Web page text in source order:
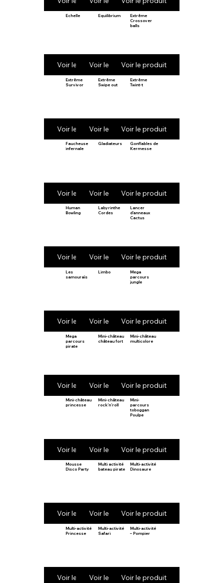
Echelle
Voir le produit
Equilibrium
Voir le produit
Extrême
Crossover
balls
Voir le produit
Extrême
Survivor
Voir le produit
Extrême
Swipe out
Voir le produit
Extrême
Twint-t
Voir le produit
Faucheuse
infernale
Voir le produit
Gladiateurs
Voir le produit
Gonflables de
Kermesse
Voir le produit
Human
Bowling
Voir le produit
Labyrinthe
Cordes
Voir le produit
Lancer
d’anneaux
Cactus
Voir le produit
Les
samouraïs
Voir le produit
Limbo
Voir le produit
Mega
parcours
jungle
Voir le produit
Mega
parcours
pirate
Voir le produit
Mini-château
château fort
Voir le produit
Mini-château
multicolore
Voir le produit
Mini-château
princesse
Voir le produit
Mini-château
rock’n’roll
Voir le produit
Mini-
parcours
toboggan
Poulpe
Voir le produit
Mousse
Disco Party
Voir le produit
Multi activité
bateau pirate
Voir le produit
Multi-activité
Dinosaure
Voir le produit
Multi-activité
Princesse
Voir le produit
Multi-activité
Safari
Voir le produit
Multi-activité
– Pompier
Voir le produit